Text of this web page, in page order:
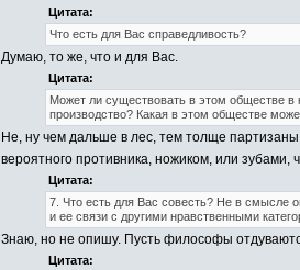
Цитата:
Что есть для Вас справедливость?
Думаю, то же, что и для Вас.
Цитата:
Может ли существовать в этом обществе в
производство? Какая в этом обществе
Не, ну чем дальше в лес, тем толще
вероятного противника, ножиком, или зубами,
Цитата:
7. Что есть для Вас совесть? Не в смысле
и ее связи с другими нравственными
Знаю, но не опишу. Пусть философы
Цитата: